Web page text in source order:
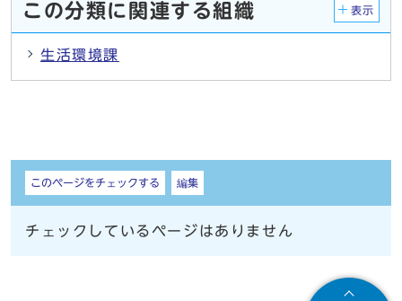
この分類に関連する組織 表示
生活環境課
しおり
このページをチェックする 編集
チェックしているページはありません